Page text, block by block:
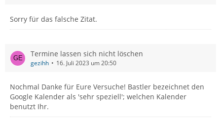
Sorry für das falsche Zitat.
Termine lassen sich nicht löschen
gezihh 16. Juli 2023 um 20:50
Nochmal Danke für Eure Versuche! Bastler bezeichnet den
Google Kalender als 'sehr speziell'; welchen Kalender
benutzt Ihr.